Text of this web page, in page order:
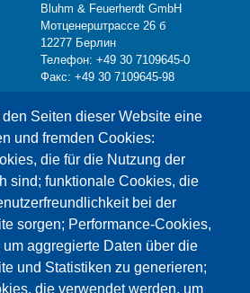
Seiten dieser Website eine
und fremden Cookies:
die für die Nutzung der
sind; funktionale Cookies, die
bei der
sorgen; Performance-Cookies,
aggregierte Daten über die
und Statistiken zu generieren;
die verwendet werden, um
Bluhm & Feuerherdt GmbH
Мотценерштрассе 26 б
12277 Берлин
Телефон: +49 30 7109645-0
Факс: +49 30 7109645-98
info@testing.de
потому что
Maps не были приняты.